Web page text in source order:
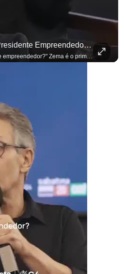
"O Brasil Já Teve Um Presidente Empreendedor?"
"O Brasil já teve um presidente empreendedor?" Zema é o primeiro a sentar na cadeira. Outros três presidenciáveis ainda vão passar por ela. A Sabatina Presidencial está no ar, com perguntas que vieram de uma pesquisa inédita com empresários. Acompanhe AO VIVO no YouTube do G4 Business. Se você busca informação com credibilidade, inscreva-se agora e ative o